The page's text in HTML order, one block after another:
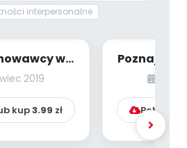
interpersonalne
w
2019
kup3.99 zł
Poznajemy
dzieci
Pobierz